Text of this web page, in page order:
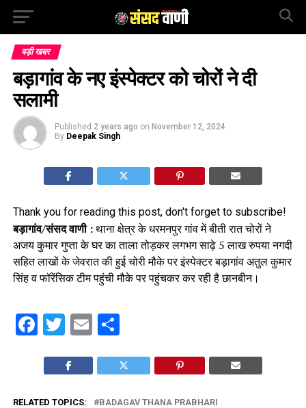
बड़ी खबर
बड़ागांव के नए इंस्पेक्टर को चोरों ने दी
सलामी
Published 2 years ago on November 12, 2024
By Deepak Singh
Thank you for reading this post, don't forget to subscribe!
बड़ागांव/संसद वाणी :थाना क्षेत्र के धरमनपुर गांव में बीती रात चोरों ने
अजय कुमार गुप्ता के घर का ताला तोड़कर लगभग साढ़े 5 लाख रुपया नगदी
सहित लाखों के जेवरात की हुई चोरी मौके पर इंस्पेक्टर बड़ागांव अतुल कुमार
सिंह व फॉरेंसिक टीम पहुंची मौके पर पहुंचकर कर रही है छानबीन।
Facebook
Twitter
EmailShare
RELATED TOPICS:
BADAGAV THANA PRABHARI